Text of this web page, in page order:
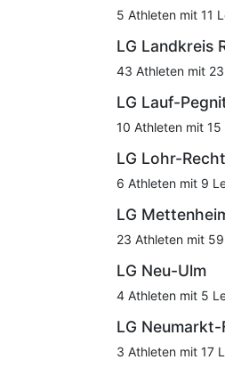
5 Athleten mit 11
LG Landkreis
43 Athleten mit
LG Lauf-
10 Athleten mit
LG Lohr-
6 Athleten mit 9
LG
23 Athleten mit
LG Neu-Ulm
4 Athleten mit 5
LG
3 Athleten mit 17